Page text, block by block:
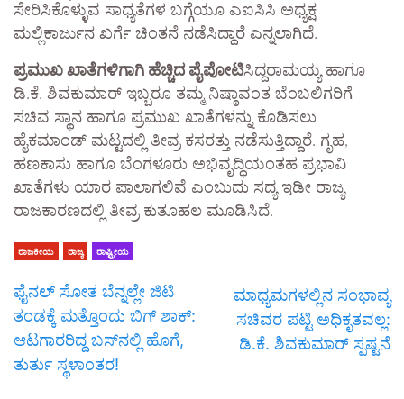
ಸೇರಿಸಿಕೊಳ್ಳುವ ಸಾಧ್ಯತೆಗಳ ಬಗ್ಗೆಯೂ ಎಐಸಿಸಿ ಅಧ್ಯಕ್ಷ
ಮಲ್ಲಿಕಾರ್ಜುನ ಖರ್ಗೆ ಚಿಂತನೆ ನಡೆಸಿದ್ದಾರೆ ಎನ್ನಲಾಗಿದೆ.
ಪ್ರಮುಖ ಖಾತೆಗಳಿಗಾಗಿ ಹೆಚ್ಚಿದ ಪೈಪೋಟಿ​ಸಿದ್ದರಾಮಯ್ಯ ಹಾಗೂ
ಡಿ.ಕೆ. ಶಿವಕುಮಾರ್ ಇಬ್ಬರೂ ತಮ್ಮ ನಿಷ್ಠಾವಂತ ಬೆಂಬಲಿಗರಿಗೆ
ಸಚಿವ ಸ್ಥಾನ ಹಾಗೂ ಪ್ರಮುಖ ಖಾತೆಗಳನ್ನು ಕೊಡಿಸಲು
ಹೈಕಮಾಂಡ್ ಮಟ್ಟದಲ್ಲಿ ತೀವ್ರ ಕಸರತ್ತು ನಡೆಸುತ್ತಿದ್ದಾರೆ. ಗೃಹ,
ಹಣಕಾಸು ಹಾಗೂ ಬೆಂಗಳೂರು ಅಭಿವೃದ್ಧಿಯಂತಹ ಪ್ರಭಾವಿ
ಖಾತೆಗಳು ಯಾರ ಪಾಲಾಗಲಿವೆ ಎಂಬುದು ಸದ್ಯ ಇಡೀ ರಾಜ್ಯ
ರಾಜಕಾರಣದಲ್ಲಿ ತೀವ್ರ ಕುತೂಹಲ ಮೂಡಿಸಿದೆ.
ರಾಜಕೀಯ ರಾಜ್ಯ ರಾಷ್ಟ್ರೀಯ
ಫೈನಲ್ ಸೋತ ಬೆನ್ನಲ್ಲೇ ಜಿಟಿ
ತಂಡಕ್ಕೆ ಮತ್ತೊಂದು ಬಿಗ್ ಶಾಕ್:
ಆಟಗಾರರಿದ್ದ ಬಸ್‌ನಲ್ಲಿ ಹೊಗೆ,
ತುರ್ತು ಸ್ಥಳಾಂತರ!
ಮಾಧ್ಯಮಗಳಲ್ಲಿನ ಸಂಭಾವ್ಯ
ಸಚಿವರ ಪಟ್ಟಿ ಅಧಿಕೃತವಲ್ಲ:
ಡಿ.ಕೆ. ಶಿವಕುಮಾರ್ ಸ್ಪಷ್ಟನೆ